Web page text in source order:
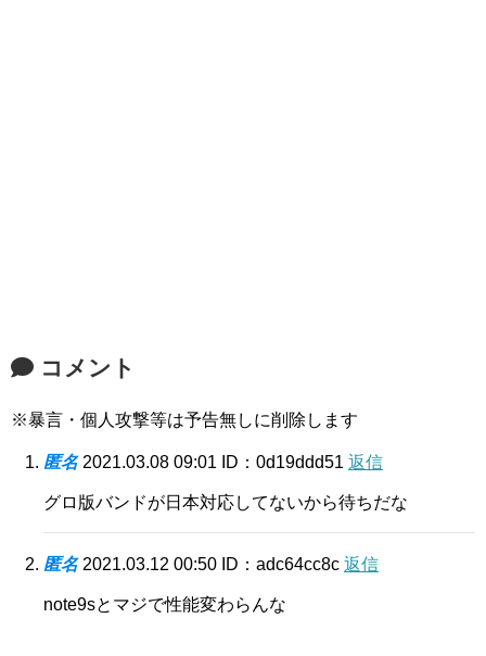
コメント
※暴言・個人攻撃等は予告無しに削除します
匿名 2021.03.08 09:01 ID：0d19ddd51 返信
グロ版バンドが日本対応してないから待ちだな
匿名 2021.03.12 00:50 ID：adc64cc8c 返信
note9sとマジで性能変わらんな